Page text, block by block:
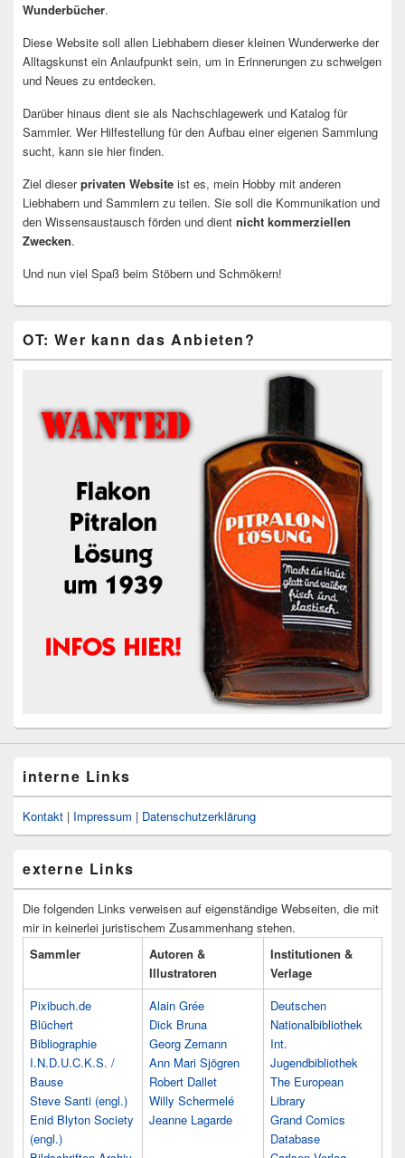
Wunderbücher.
Diese Website soll allen Liebhabern dieser kleinen Wunderwerke der
Alltagskunst ein Anlaufpunkt sein, um in Erinnerungen zu schwelgen
und Neues zu entdecken.
Darüber hinaus dient sie als Nachschlagewerk und Katalog für
Sammler. Wer Hilfestellung für den Aufbau einer eigenen Sammlung
sucht, kann sie hier finden.
Ziel dieserprivaten Website ist es, mein Hobby mit anderen
Liebhabern und Sammlern zu teilen. Sie soll die Kommunikation und
den Wissensaustausch förden und dient nicht kommerziellen
Zwecken.
Und nun viel Spaß beim Stöbern und Schmökern!
OT: Wer kann das Anbieten?
interne Links
Kontakt | Impressum | Datenschutzerklärung
externe Links
Die folgenden Links verweisen auf eigenständige Webseiten, die mit
mir in keinerlei juristischem Zusammenhang stehen.
Sammler
Autoren &
Illustratoren
Institutionen &
Verlage
Pixibuch.de
Blüchert
Bibliographie
I.N.D.U.C.K.S. /
Bause
Steve Santi (engl.)
Enid Blyton Society
(engl.)
Alain Grée
Dick Bruna
Georg Zemann
Ann Mari Sjögren
Robert Dallet
Willy Schermelé
Jeanne Lagarde
Deutschen
Nationalbibliothek
Int.
Jugendbibliothek
The European
Library
Grand Comics
Database